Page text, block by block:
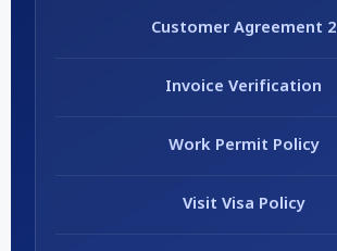
Customer Agreement 2
Invoice Verification
Work Permit Policy
Visit Visa Policy